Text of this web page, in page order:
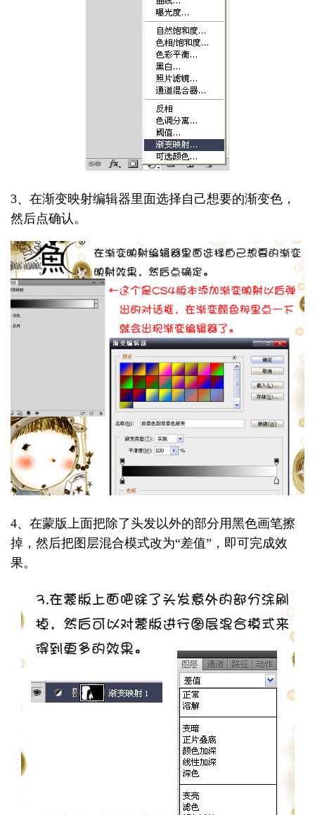
3、在渐变映射编辑器里面选择自己想要的渐变色，
然后点确认。
4、在蒙版上面把除了头发以外的部分用黑色画笔擦
掉，然后把图层混合模式改为“差值”，即可完成效
果。